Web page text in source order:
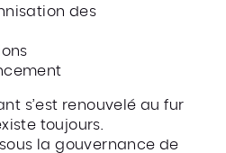
des
s’est renouvelé au fur
toujours.
sous la gouvernance de